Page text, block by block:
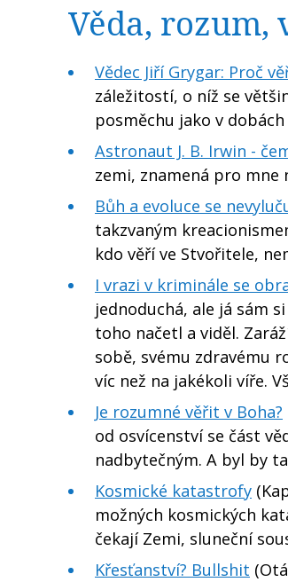
Věda, rozum,
Vědec Jiří Grygar: Proč
záležitostí, o níž se
posměchu jako v
Astronaut J. B. Irwin -
zemi, znamená pro mne
Bůh a evoluce se
takzvaným
kdo věří ve Stvořitele,
I vrazi v kriminále se
jednoduchá, ale já sám
toho načetl a viděl.
sobě, svému zdravému
víc než na jakékoli víře.
Je rozumné věřit v Boha?
od osvícenství se část
nadbytečným. A byl by
Kosmické katastrofy
možných kosmických
čekají Zemi, sluneční
Křesťanství? Bullshit